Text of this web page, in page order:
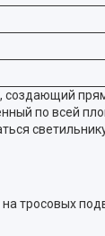
по всей
тросовых